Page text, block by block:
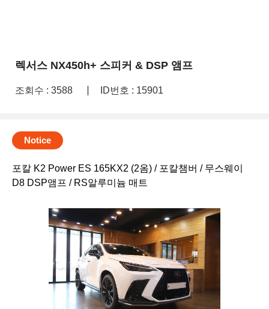
렉서스 NX450h+ 스피커 & DSP 앰프
조회수 : 3588 ID번호 : 15901
Notice
포칼 K2 Power ES 165KX2 (2옴) / 포칼챔버 / 무스웨이
D8 DSP앰프 / RS알루미늄 매트